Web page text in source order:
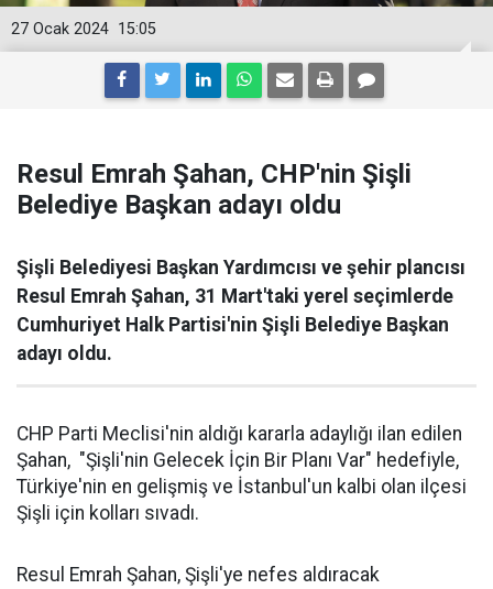
15:05
27 Ocak 2024
Resul Emrah Şahan, CHP'nin Şişli
Belediye Başkan adayı oldu
Şişli Belediyesi Başkan Yardımcısı ve şehir plancısı
Resul Emrah Şahan, 31 Mart'taki yerel seçimlerde
Cumhuriyet Halk Partisi'nin Şişli Belediye Başkan
adayı oldu.
CHP Parti Meclisi'nin aldığı kararla adaylığı ilan edilen
Şahan, "Şişli'nin Gelecek İçin Bir Planı Var" hedefiyle,
Türkiye'nin en gelişmiş ve İstanbul'un kalbi olan ilçesi
Şişli için kolları sıvadı.
Resul Emrah Şahan, Şişli'ye nefes aldıracak